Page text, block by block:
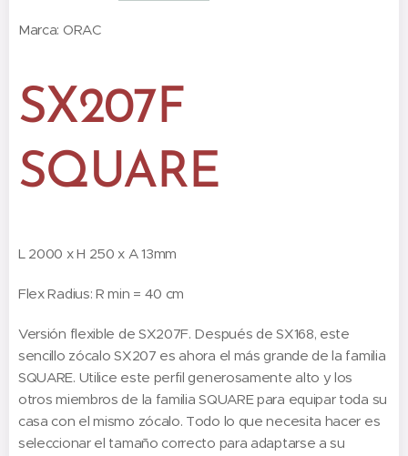
Marca: ORAC
SX207F
SQUARE
L 2000 x H 250 x A 13mm
Flex Radius: R min = 40 cm
Versión flexible de SX207F. Después de SX168, este
sencillo zócalo SX207 es ahora el más grande de la familia
SQUARE. Utilice este perfil generosamente alto y los
otros miembros de la familia SQUARE para equipar toda su
casa con el mismo zócalo. Todo lo que necesita hacer es
seleccionar el tamaño correcto para adaptarse a su